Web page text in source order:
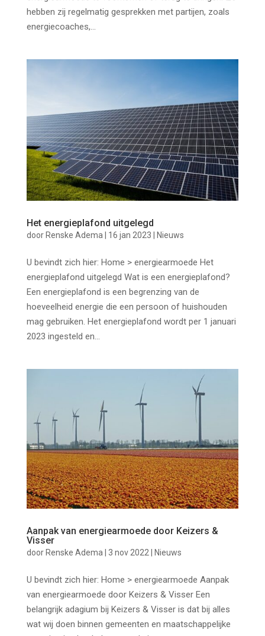
hebben zij regelmatig gesprekken met partijen, zoals
energiecoaches,...
Het energieplafond uitgelegd
door Renske Adema| 16 jan 2023 Nieuws
U bevindt zich hier: Home > energiearmoede Het
energieplafond uitgelegd Wat is een energieplafond?
Een energieplafond is een begrenzing van de
hoeveelheid energie die een persoon of huishouden
mag gebruiken. Het energieplafond wordt per 1 januari
2023 ingesteld en...
Aanpak van energiearmoede door Keizers &
Visser
door Renske Adema| 3 nov 2022| Nieuws
U bevindt zich hier: Home > energiearmoede Aanpak
van energiearmoede door Keizers & Visser Een
belangrijk adagium bij Keizers & Visser is dat bij alles
wat wij doen binnen gemeenten en maatschappelijke